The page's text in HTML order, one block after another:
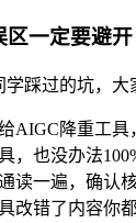
一定要避开
踩过的坑，大
AIGC降重工具
，也没办法
读一遍，确认
改错了内容你都